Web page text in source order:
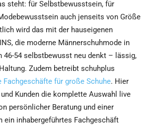
steht: für Selbstbewusstsein, für
auch jenseits von Größe
wird das mit der hauseigenen
die moderne Männerschuhmode in
46-54 selbstbewusst neu denkt – lässig,
Zudem betreibt schuhplus
Fachgeschäfte für große Schuhe. Hier
Kunden die komplette Auswahl live
persönlicher Beratung und einer
ein inhabergeführtes Fachgeschäft